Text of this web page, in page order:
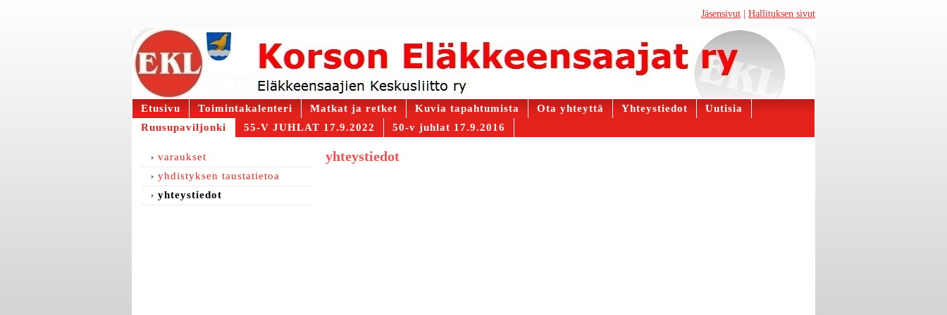
Jäsensivut Hallituksen sivut
Etusivu Toimintakalenteri Matkat ja retket Kuvia tapahtumista Ota yhteyttä Yhteystiedot
Uutisia
Ruusupaviljonki
55-V JUHLAT 17.9.2022 50-v juhlat 17.9.2016
yhteystiedot
varaukset
yhdistyksen taustatietoa
yhteystiedot